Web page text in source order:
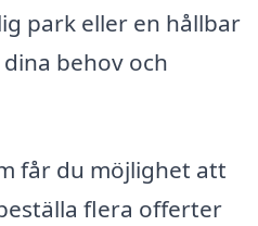
park eller en hållbar
behov och
får du möjlighet att
flera offerter